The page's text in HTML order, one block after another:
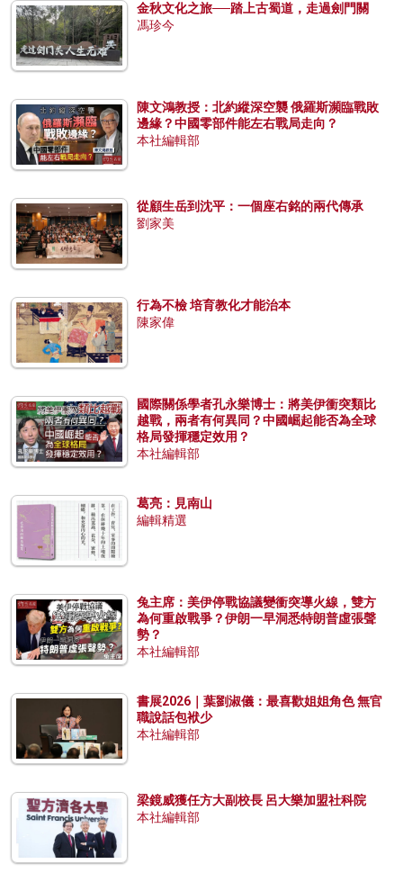
金秋文化之旅──踏上古蜀道，走過劍門關
馮珍今
陳文鴻教授：北約縱深空襲 俄羅斯瀕臨戰敗
邊緣？中國零部件能左右戰局走向？
本社編輯部
從顧生岳到沈平：一個座右銘的兩代傳承
劉家美
行為不檢 培育教化才能治本
陳家偉
國際關係學者孔永樂博士：將美伊衝突類比
越戰，兩者有何異同？中國崛起能否為全球
格局發揮穩定效用？
本社編輯部
葛亮：見南山
編輯精選
兔主席：美伊停戰協議變衝突導火線，雙方
為何重啟戰爭？伊朗一早洞悉特朗普虛張聲
勢？
本社編輯部
書展2026｜葉劉淑儀：最喜歡姐姐角色 無官
職說話包袱少
本社編輯部
梁鏡威獲任方大副校長 呂大樂加盟社科院
本社編輯部